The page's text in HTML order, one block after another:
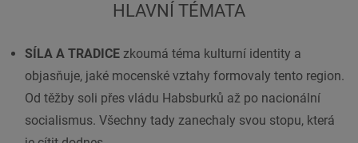
HLAVNÍ TÉMATA
SÍLA A TRADICE zkoumá téma kulturní identity a
objasňuje, jaké mocenské vztahy formovaly tento region.
Od těžby soli přes vládu Habsburků až po nacionální
socialismus. Všechny tady zanechaly svou stopu, která